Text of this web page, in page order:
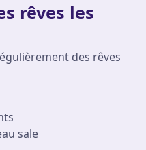
rêves les
des rêves
sale